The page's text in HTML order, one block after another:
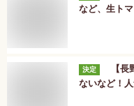
など、生ト
決定
【
ないなど！